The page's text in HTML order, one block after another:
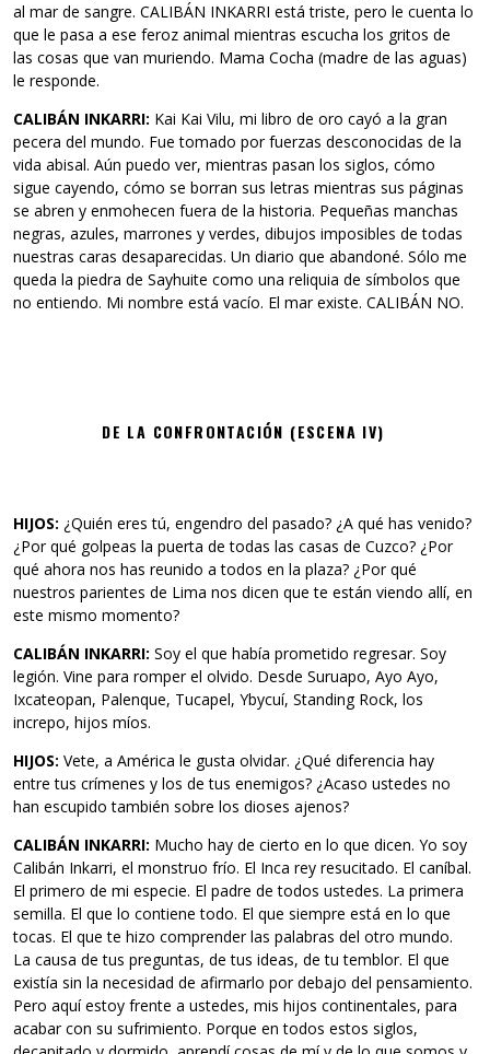
al mar de sangre. CALIBÁN INKARRI está triste, pero le cuenta lo
que le pasa a ese feroz animal mientras escucha los gritos de
las cosas que van muriendo. Mama Cocha (madre de las aguas)
le responde.
CALIBÁN INKARRI: Kai Kai Vilu, mi libro de oro cayó a la gran
pecera del mundo. Fue tomado por fuerzas desconocidas de la
vida abisal. Aún puedo ver, mientras pasan los siglos, cómo
sigue cayendo, cómo se borran sus letras mientras sus páginas
se abren y enmohecen fuera de la historia. Pequeñas manchas
negras, azules, marrones y verdes, dibujos imposibles de todas
nuestras caras desaparecidas. Un diario que abandoné. Sólo me
queda la piedra de Sayhuite como una reliquia de símbolos que
no entiendo. Mi nombre está vacío. El mar existe. CALIBÁN NO.
DE LA CONFRONTACIÓN (ESCENA IV)
HIJOS: ¿Quién eres tú, engendro del pasado? ¿A qué has venido?
¿Por qué golpeas la puerta de todas las casas de Cuzco? ¿Por
qué ahora nos has reunido a todos en la plaza? ¿Por qué
nuestros parientes de Lima nos dicen que te están viendo allí, en
este mismo momento?
CALIBÁN INKARRI: Soy el que había prometido regresar. Soy
legión. Vine para romper el olvido. Desde Suruapo, Ayo Ayo,
Ixcateopan, Palenque, Tucapel, Ybycuí, Standing Rock, los
increpo, hijos míos.
HIJOS: Vete, a América le gusta olvidar. ¿Qué diferencia hay
entre tus crímenes y los de tus enemigos? ¿Acaso ustedes no
han escupido también sobre los dioses ajenos?
CALIBÁN INKARRI: Mucho hay de cierto en lo que dicen. Yo soy
Calibán Inkarri, el monstruo frío. El Inca rey resucitado. El caníbal.
El primero de mi especie. El padre de todos ustedes. La primera
semilla. El que lo contiene todo. El que siempre está en lo que
tocas. El que te hizo comprender las palabras del otro mundo.
La causa de tus preguntas, de tus ideas, de tu temblor. El que
existía sin la necesidad de afirmarlo por debajo del pensamiento.
Pero aquí estoy frente a ustedes, mis hijos continentales, para
acabar con su sufrimiento. Porque en todos estos siglos,